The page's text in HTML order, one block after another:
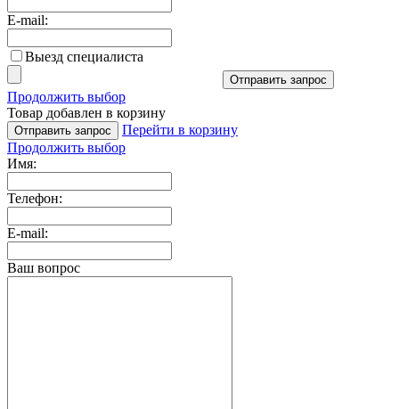
E-mail:
Выезд специалиста
Отправить запрос
Продолжить выбор
Товар добавлен в корзину
Отправить запрос
Перейти в корзину
Продолжить выбор
Имя:
Телефон:
E-mail:
Ваш вопрос